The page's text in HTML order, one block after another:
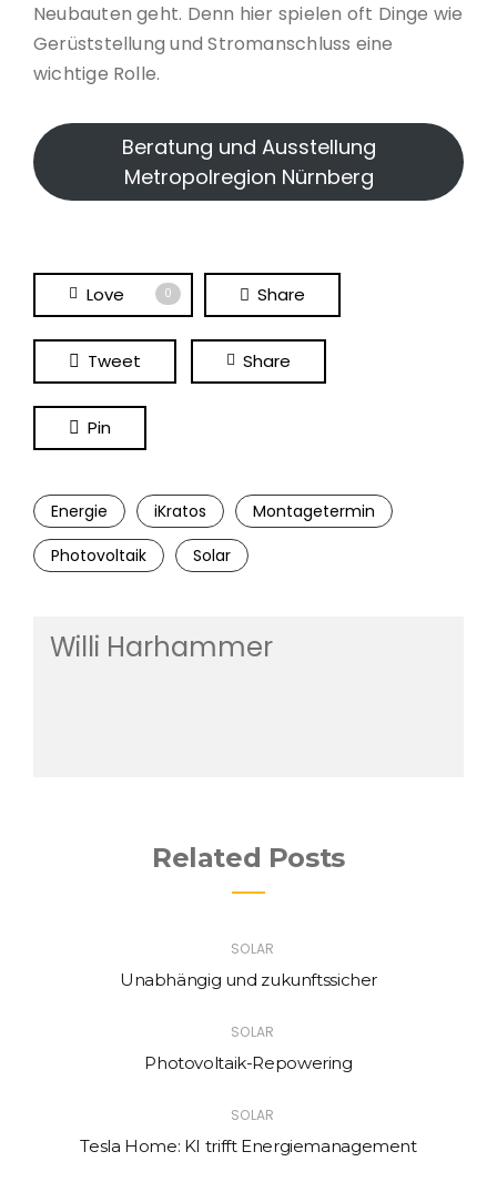
Neubauten geht. Denn hier spielen oft Dinge wie
Gerüststellung und Stromanschluss eine
wichtige Rolle.
Beratung und Ausstellung
Metropolregion Nürnberg
Love 0 Share
Tweet Share
Pin
Energie iKratos
Montagetermin
Photovoltaik
Solar
Willi Harhammer
Related Posts
SOLAR
Unabhängig und zukunftssicher
SOLAR
Photovoltaik-Repowering
SOLAR
Tesla Home: KI trifft Energiemanagement